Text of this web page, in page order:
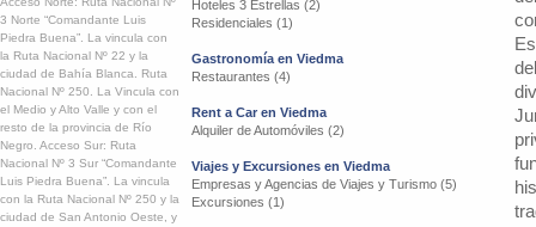
3 Norte “Comandante Luis
Piedra Buena”. La vincula con
la Ruta Nacional Nº 22 y la
ciudad de Bahía Blanca. Ruta
Nacional Nº 250. La Vincula con
el Medio y Alto Valle y con el
resto de la provincia de Río
Negro. Acceso Sur: Ruta
Nacional Nº 3 Sur “Comandante
Luis Piedra Buena”. La vincula
con la Ruta Nacional Nº 250 y la
ciudad de San Antonio Oeste, y
Hoteles 3 Estrellas (2)
Residenciales (1)
Gastronomía en Viedma
Restaurantes (4)
Rent a Car en Viedma
Alquiler de Automóviles (2)
Viajes y Excursiones en Viedma
Empresas y Agencias de Viajes y Turismo (5)
Excursiones (1)